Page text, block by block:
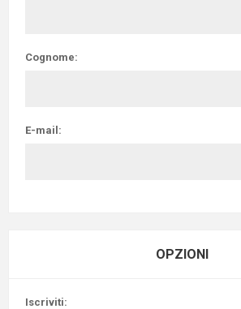
Cognome:
E-mail:
OPZIONI
Iscriviti: